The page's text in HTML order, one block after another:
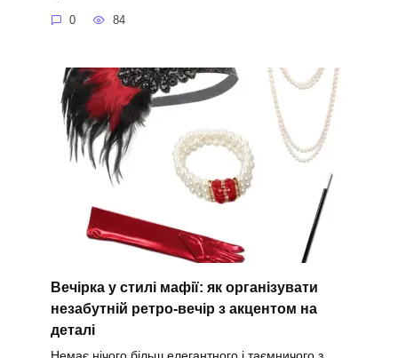
0 84
Вечірка у стилі мафії: як організувати
незабутній ретро-вечір з акцентом на
деталі